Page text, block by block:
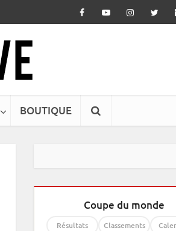
BOUTIQUE
Coupe du monde
Résultats Classements